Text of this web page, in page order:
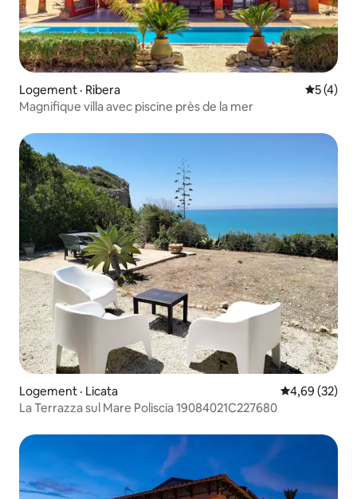
Logement · Ribera Note
5 (4)
Magnifique villa avec piscine près de la mer
Logement · Licata Note
4,69 (32)
La Terrazza sul Mare Poliscia 19084021C227680